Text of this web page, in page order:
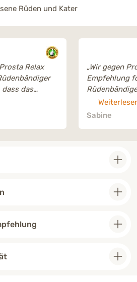
Rüden und Kater
Relax
das
unkastrierten
„Wir gegen
Empfehlung
Sabine